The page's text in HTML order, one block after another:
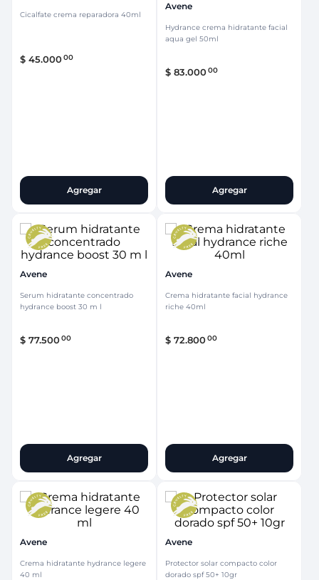
Cicalfate crema reparadora 40ml
$ 45.00000
Agregar
Avene
Hydrance crema hidratante facial
aqua gel 50ml
$ 83.00000
Agregar
Avene
Serum hidratante concentrado
hydrance boost 30 m l
$ 77.50000
Agregar
Avene
Crema hidratante facial hydrance
riche 40ml
$ 72.80000
Agregar
Avene
Crema hidratante hydrance legere
40 ml
Avene
Protector solar compacto color
dorado spf 50+ 10gr